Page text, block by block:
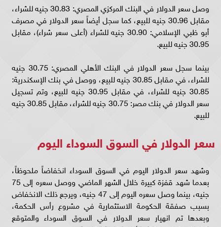
وصل سعر الدولار في البنك المركزي المصري: 30.83 جنيه للشراء،
مقابل 30.96 جنيه للبيع، كما سجل أيضاً سعر الدولار في مصرف
أبو ظبي الإسلامي: 30.90 جنيه للشراء (أعلى سعر شراء)، مقابل
30.95 جنيه للبيع.
بينما سجل سعر الدولار في البنك الأهلي المصري: 30.75 جنيه
للشراء، في مقابل 30.85 جنيه للبيع، ووصل في بنك الإسكندرية:
30.85 جنيه للشراء، في مقابل 30.95 جنيه للبيع، وتم تسجيل
سعر الدولار في بنك مصر: 30.75 جنيه للشراء، مقابل 30.85 جنيه
للبيع.
سعر الدولار في السوق السوداء اليوم
وشهد سعر الدولار اليوم في السوق السوداء انخفاضاً ملحوظاً،
بعدما شهد قفزة كبيرة خلال الشهر الماضي ووصل سعره إلى 75
جنيه، بينما وصل سعره اليوم إلى 47 جنيه، ويرجع ذلك الانخفاض
بسبب صفقة الحكومة الاستثمارية في مشروع رأس الحكمة،
وبعدها تم انهيار سعر الدولار في السوق السوداء والمتوقع